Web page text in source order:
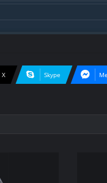
X Skype